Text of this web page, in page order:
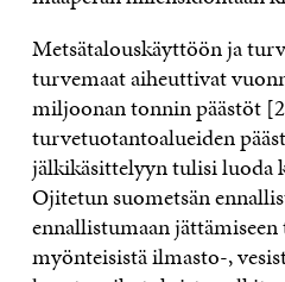
Metsätalouskäyttöön ja
turvemaat aiheuttivat
miljoonan tonnin päästöt
turvetuotantoalueiden
jälkikäsittelyyn tulisi luoda
Ojitetun suometsän
ennallistumaan jättämiseen
myönteisistä ilmasto-,